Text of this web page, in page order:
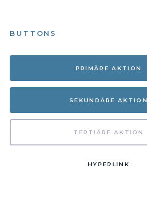
BUTTONS
PRIMÄRE AKTION
SEKUNDÄRE AKTION
TERTIÄRE AKTION
HYPERLINK